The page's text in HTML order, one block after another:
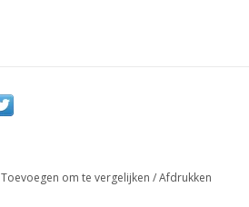
Toevoegen om te vergelijken /Afdrukken